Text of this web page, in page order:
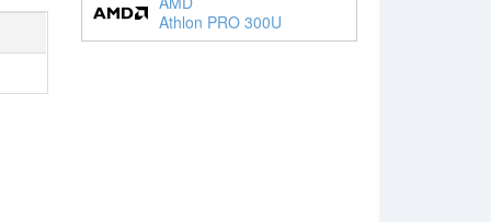
Athlon PRO 300U